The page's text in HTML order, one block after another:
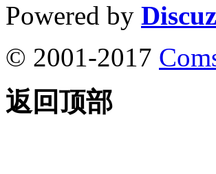
Powered by
© 2001-2017
返回顶部